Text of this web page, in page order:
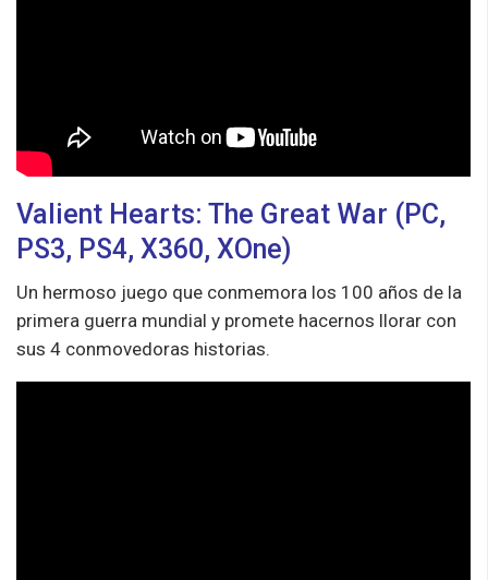
Valient Hearts: The Great War (PC,
PS3, PS4, X360, XOne)
Un hermoso juego que conmemora los 100 años de la
primera guerra mundial y promete hacernos llorar con
sus 4 conmovedoras historias.